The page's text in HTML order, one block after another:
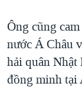
Ông cũng
nước Á Châu
hải quân Nhật
đồng minh tại